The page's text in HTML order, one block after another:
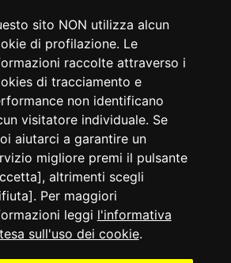
sito NON utilizza alcun
di profilazione. Le
raccolte attraverso i
di tracciamento e
non identificano
visitatore individuale. Se
aiutarci a garantire un
migliore premi il pulsante
altrimenti scegli
Per maggiori
leggi l'informativa
sull'uso dei cookie.